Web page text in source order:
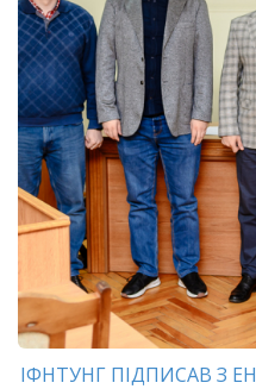
ІФНТУНГ ПІДПИСАВ З